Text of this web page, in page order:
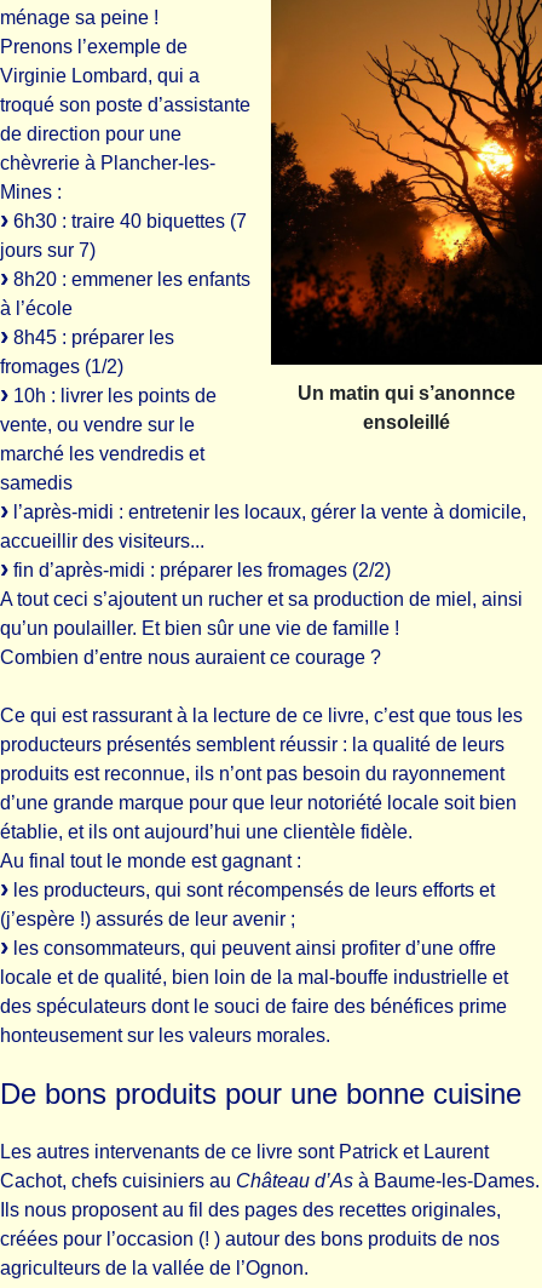
Un matin qui s’anonnce
ensoleillé
ménage sa peine !
Prenons l’exemple de
Virginie Lombard, qui a
troqué son poste d’assistante
de direction pour une
chèvrerie à Plancher-les-
Mines :
6h30 : traire 40 biquettes (7
jours sur 7)
8h20 : emmener les enfants
à l’école
8h45 : préparer les
fromages (1/2)
10h : livrer les points de
vente, ou vendre sur le
marché les vendredis et
samedis
l’après-midi : entretenir les locaux, gérer la vente à domicile,
accueillir des visiteurs...
fin d’après-midi : préparer les fromages (2/2)
A tout ceci s’ajoutent un rucher et sa production de miel, ainsi
qu’un poulailler. Et bien sûr une vie de famille !
Combien d’entre nous auraient ce courage ?
Ce qui est rassurant à la lecture de ce livre, c’est que tous les
producteurs présentés semblent réussir : la qualité de leurs
produits est reconnue, ils n’ont pas besoin du rayonnement
d’une grande marque pour que leur notoriété locale soit bien
établie, et ils ont aujourd’hui une clientèle fidèle.
Au final tout le monde est gagnant :
les producteurs, qui sont récompensés de leurs efforts et
(j’espère !) assurés de leur avenir ;
les consommateurs, qui peuvent ainsi profiter d’une offre
locale et de qualité, bien loin de la mal-bouffe industrielle et
des spéculateurs dont le souci de faire des bénéfices prime
honteusement sur les valeurs morales.
De bons produits pour une bonne cuisine
Les autres intervenants de ce livre sont Patrick et Laurent
Cachot, chefs cuisiniers au Château d’As à Baume-les-Dames.
Ils nous proposent au fil des pages des recettes originales,
créées pour l’occasion (! ) autour des bons produits de nos
agriculteurs de la vallée de l’Ognon.